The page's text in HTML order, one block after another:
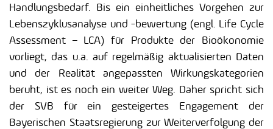
Handlungsbedarf. Bis ein einheitliches Vorgehen zur
Lebenszyklusanalyse und -bewertung (engl. Life Cycle
Assessment – LCA) für Produkte der Bioökonomie
vorliegt, das u.a. auf regelmäßig aktualisierten Daten
und der Realität angepassten Wirkungskategorien
beruht, ist es noch ein weiter Weg. Daher spricht sich
der SVB für ein gesteigertes Engagement der
Bayerischen Staatsregierung zur Weiterverfolgung der